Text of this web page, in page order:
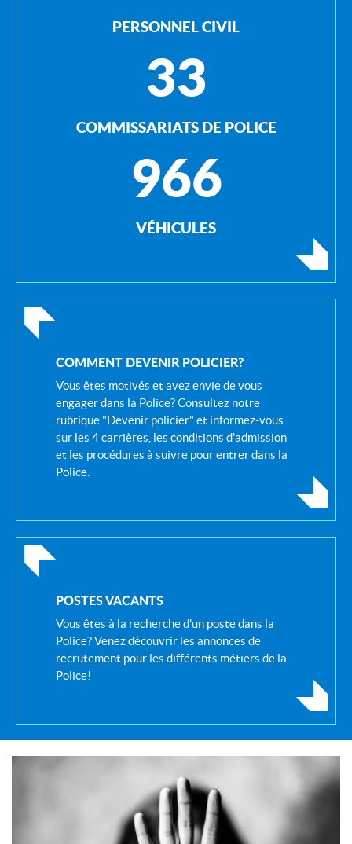
PERSONNEL CIVIL
33
COMMISSARIATS DE POLICE
966
VÉHICULES
COMMENT DEVENIR POLICIER?
Vous êtes motivés et avez envie de vous
engager dans la Police? Consultez notre
rubrique "Devenir policier" et informez-vous
sur les 4 carrières, les conditions d'admission
et les procédures à suivre pour entrer dans la
Police.
POSTES VACANTS
Vous êtes à la recherche d'un poste dans la
Police? Venez découvrir les annonces de
recrutement pour les différents métiers de la
Police!